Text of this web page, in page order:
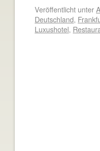
Veröffentlicht unter
Deutschland,
Luxushotel,